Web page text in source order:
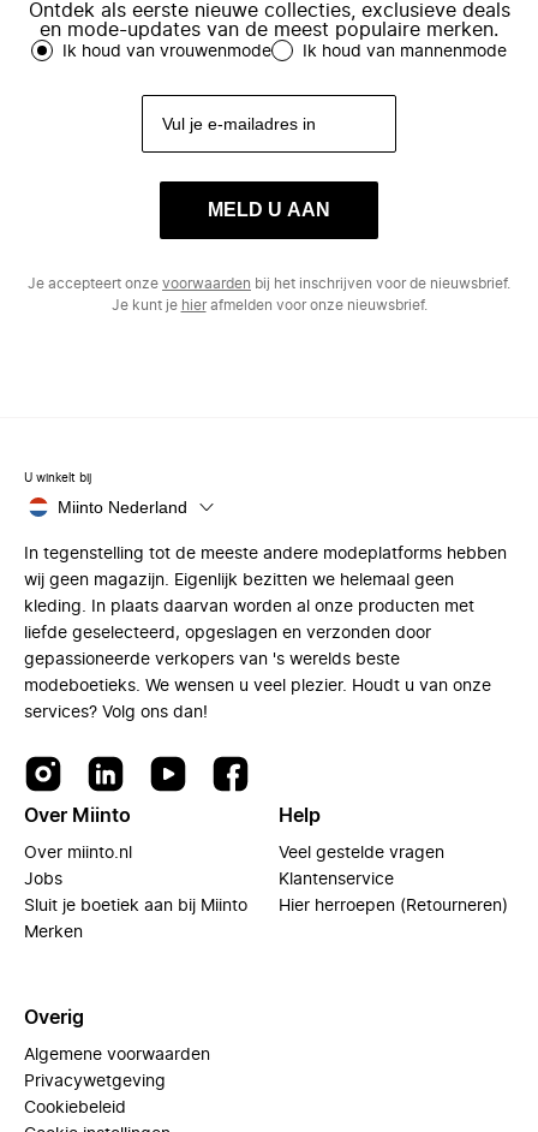
Ontdek als eerste nieuwe collecties, exclusieve deals
en mode-updates van de meest populaire merken.
Ik houd van vrouwenmode Ik houd van mannenmode
MELD U AAN
Je accepteert onze voorwaarden bij het inschrijven voor de nieuwsbrief.
Je kunt je hierafmelden voor onze nieuwsbrief.
U winkelt bij
Miinto Nederland
In tegenstelling tot de meeste andere modeplatforms hebben
wij geen magazijn. Eigenlijk bezitten we helemaal geen
kleding. In plaats daarvan worden al onze producten met
liefde geselecteerd, opgeslagen en verzonden door
gepassioneerde verkopers van 's werelds beste
modeboetieks. We wensen u veel plezier. Houdt u van onze
services? Volg ons dan!
Over Miinto
Over miinto.nl
Jobs
Sluit je boetiek aan bij Miinto
Merken
Help
Veel gestelde vragen
Klantenservice
Hier herroepen (Retourneren)
Overig
Algemene voorwaarden
Privacywetgeving
Cookiebeleid